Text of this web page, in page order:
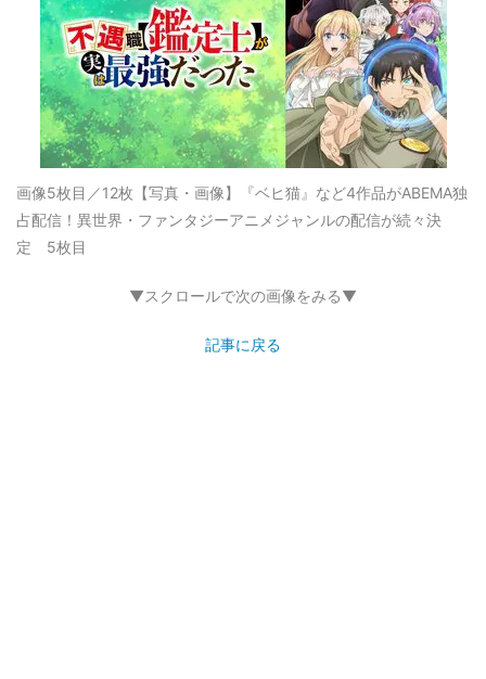
画像5枚目／12枚 【写真・画像】『ベヒ猫』など4作品がABEMA独
占配信！異世界・ファンタジーアニメジャンルの配信が続々決
定 5枚目
▼スクロールで次の画像をみる▼
記事に戻る